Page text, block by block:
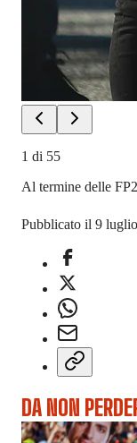
1 di 55
Al termine delle
Pubblicato il 9
DA NON